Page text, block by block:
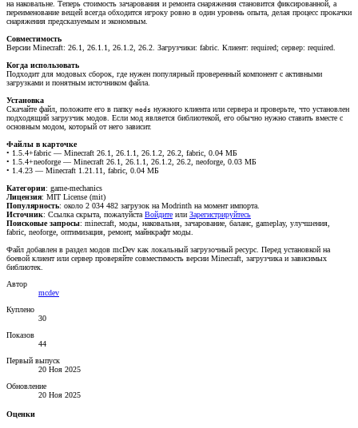
на наковальне. Теперь стоимость зачарования и ремонта снаряжения становится фиксированной, а
переименование вещей всегда обходится игроку ровно в один уровень опыта, делая процесс прокачки
снаряжения предсказуемым и экономным.
Совместимость
Версии Minecraft: 26.1, 26.1.1, 26.1.2, 26.2. Загрузчики: fabric. Клиент: required; сервер: required.
Когда использовать
Подходит для модовых сборок, где нужен популярный проверенный компонент с активными
загрузками и понятным источником файла.
Установка
Скачайте файл, положите его в папку mods нужного клиента или сервера и проверьте, что установлен
подходящий загрузчик модов. Если мод является библиотекой, его обычно нужно ставить вместе с
основным модом, который от него зависит.
Файлы в карточке
• 1.5.4+fabric — Minecraft 26.1, 26.1.1, 26.1.2, 26.2, fabric, 0.04 МБ
• 1.5.4+neoforge — Minecraft 26.1, 26.1.1, 26.1.2, 26.2, neoforge, 0.03 МБ
• 1.4.23 — Minecraft 1.21.11, fabric, 0.04 МБ
Категории: game-mechanics
Лицензия: MIT License (mit)
Популярность: около 2 034 482 загрузок на Modrinth на момент импорта.
Источник: Ссылка скрыта, пожалуйста Войдите или Зарегистрируйтесь
Поисковые запросы: minecraft, моды, наковальня, зачарование, баланс, gameplay, улучшения,
fabric, neoforge, оптимизация, ремонт, майнкрафт моды.
Файл добавлен в раздел модов mcDev как локальный загрузочный ресурс. Перед установкой на
боевой клиент или сервер проверяйте совместимость версии Minecraft, загрузчика и зависимых
библиотек.
Автор
mcdev
Куплено
30
Показов
44
Первый выпуск
20 Ноя 2025
Обновление
20 Ноя 2025
Оценки